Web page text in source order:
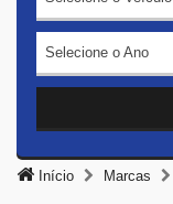
Selecione o Ano
Início Marcas